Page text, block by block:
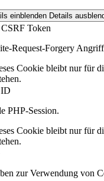
einblenden Details
Token
Request-Forgery
Cookie bleibt nur für
PHP-Session.
Cookie bleibt nur für
zur Verwendung von